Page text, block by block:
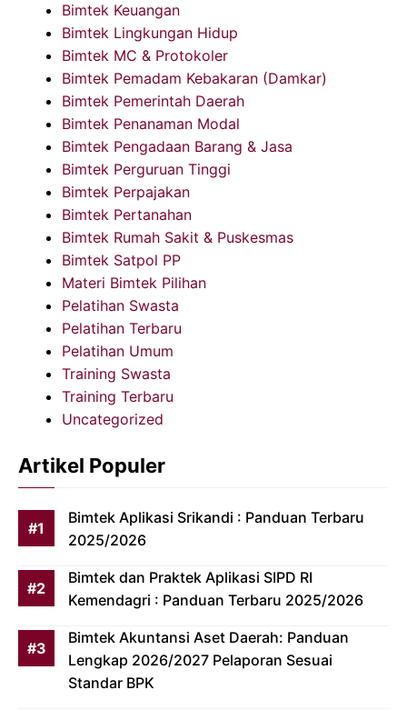
Bimtek Keuangan
Bimtek Lingkungan Hidup
Bimtek MC & Protokoler
Bimtek Pemadam Kebakaran (Damkar)
Bimtek Pemerintah Daerah
Bimtek Penanaman Modal
Bimtek Pengadaan Barang & Jasa
Bimtek Perguruan Tinggi
Bimtek Perpajakan
Bimtek Pertanahan
Bimtek Rumah Sakit & Puskesmas
Bimtek Satpol PP
Materi Bimtek Pilihan
Pelatihan Swasta
Pelatihan Terbaru
Pelatihan Umum
Training Swasta
Training Terbaru
Uncategorized
Artikel Populer
Bimtek Aplikasi Srikandi : Panduan Terbaru
2025/2026
Bimtek dan Praktek Aplikasi SIPD RI
Kemendagri : Panduan Terbaru 2025/2026
Bimtek Akuntansi Aset Daerah: Panduan
Lengkap 2026/2027 Pelaporan Sesuai
Standar BPK